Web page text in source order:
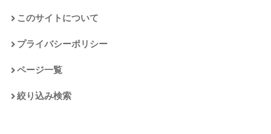
このサイトについて
プライバシーポリシー
ページ一覧
絞り込み検索